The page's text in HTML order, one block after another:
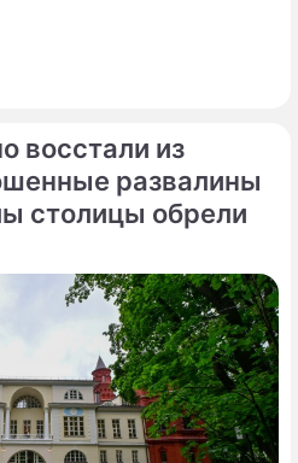
восстали из
развалины
столицы обрели